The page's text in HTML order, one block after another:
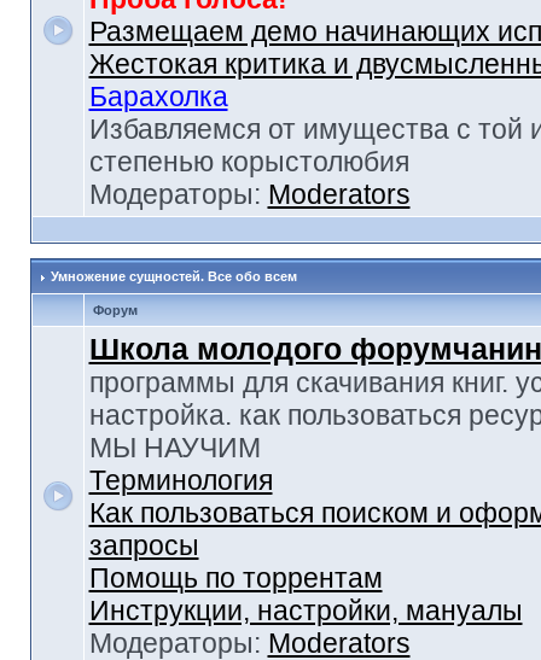
Размещаем демо начинающих
Жестокая критика и
Барахолка
Избавляемся от имущества с той
степенью корыстолюбия
Модераторы: Moderators
Умножение сущностей. Все обо всем
Форум
Школа молодого
программы для скачивания книг.
настройка. как пользоваться
МЫ НАУЧИМ
Терминология
Как пользоваться поиском и
запросы
Помощь по торрентам
Инструкции, настройки, мануалы
Модераторы: Moderators